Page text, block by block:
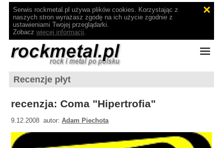
Serwis rockmetal.pl używa plików cookies. Korzystając z
naszych stron wyrażasz zgodę na ich użycie zgodnie z
ustawieniami Twojej przeglądarki.
Zobacz więcej informacji.
Recenzje płyt
recenzja: Coma "Hipertrofia"
9.12.2008 autor:Adam Piechota